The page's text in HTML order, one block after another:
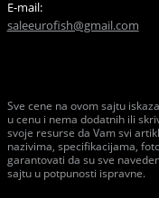
E-mail:
saleeurofish@gmail.com
Sve cene na ovom sajtu
u cenu i nema dodatnih ili
svoje resurse da Vam svi
nazivima, specifikacijama,
garantovati da su sve
sajtu u potpunosti ispravne.